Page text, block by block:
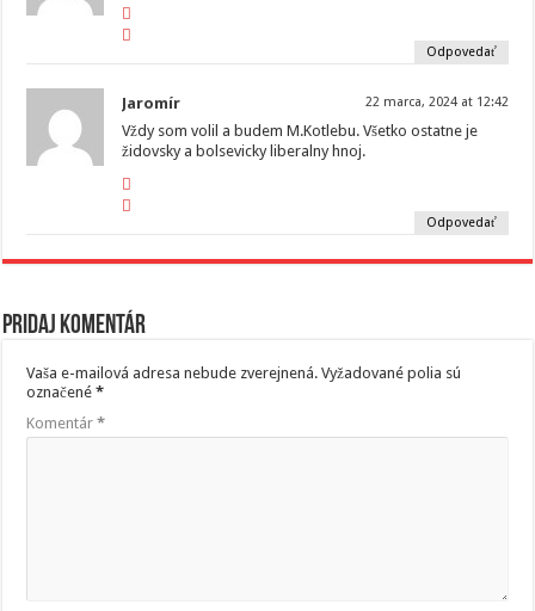
Odpovedať
Jaromír 22 marca, 2024 at 12:42
Vždy som volil a budem M.Kotlebu. Všetko ostatne je
židovsky a bolsevicky liberalny hnoj.
Odpovedať
Pridaj komentár
Vaša e-mailová adresa nebude zverejnená. Vyžadované polia sú
označené*
Komentár*